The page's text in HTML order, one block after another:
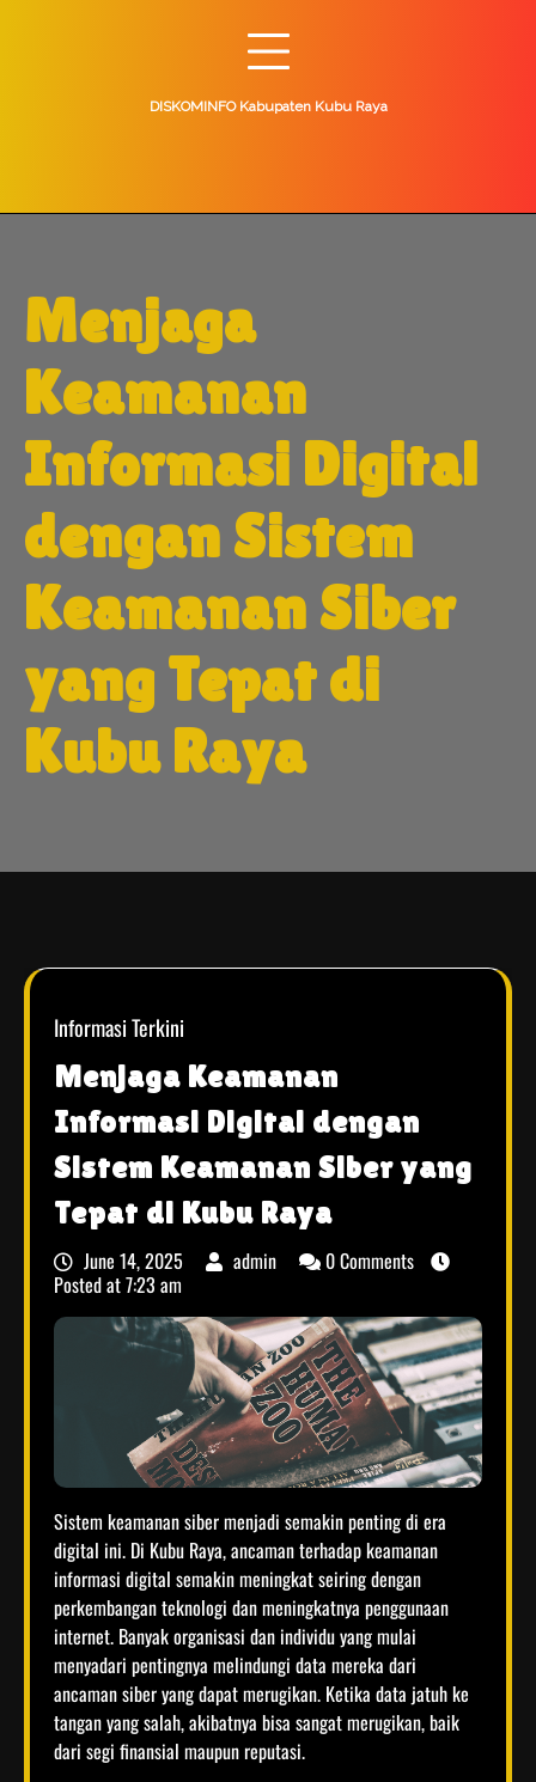
DISKOMINFO Kabupaten Kubu Raya
Menjaga
Keamanan
Informasi Digital
dengan Sistem
Keamanan Siber
yang Tepat di
Kubu Raya
Informasi Terkini
Menjaga Keamanan
Informasi Digital dengan
Sistem Keamanan Siber yang
Tepat di Kubu Raya
June 14, 2025 admin
0 Comments
Posted at7:23 am
Sistem keamanan siber menjadi semakin penting di era
digital ini. Di Kubu Raya, ancaman terhadap keamanan
informasi digital semakin meningkat seiring dengan
perkembangan teknologi dan meningkatnya penggunaan
internet. Banyak organisasi dan individu yang mulai
menyadari pentingnya melindungi data mereka dari
ancaman siber yang dapat merugikan. Ketika data jatuh ke
tangan yang salah, akibatnya bisa sangat merugikan, baik
dari segi finansial maupun reputasi.